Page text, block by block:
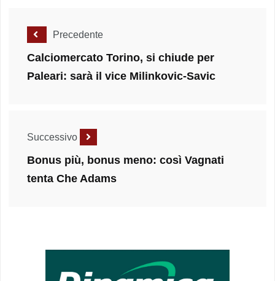
Precedente
Calciomercato Torino, si chiude per
Paleari: sarà il vice Milinkovic-Savic
Successivo
Bonus più, bonus meno: così Vagnati
tenta Che Adams